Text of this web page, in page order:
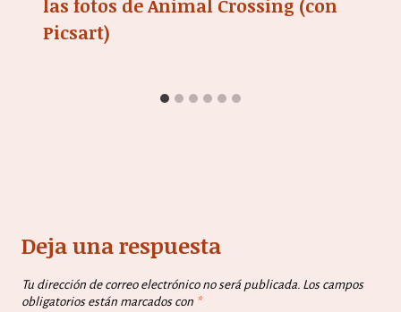
las fotos de Animal Crossing (con
Picsart)
Deja una respuesta
Tu dirección de correo electrónico no será publicada. Los campos
obligatorios están marcados con *